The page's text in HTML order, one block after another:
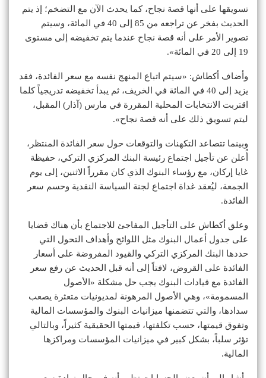
تسويقها على أنها قصة نجاح، كما يحدث الآن مع التضخم؛ إذ يتم
الحديث بفخر عن تراجعه من 85 إلى 40 في المائة، وسيتم
تصوير الأمر على أنه قصة نجاح عندما يتم تخفيضه إلى مستوى
19 إلى 20 في المائة».
وأضاف أكطاش: «سيتم اتباع المنهج نفسه مع سعر الفائدة، فقد
يزيد إلى 40 في المائة في الخريف، ثم يبدأ تخفيضه تدريجياً كلما
اقتربت الانتخابات المحلية المقررة في مارس (آذار) المقبل،
ليتم تسويق ذلك على أنه قصة نجاح».
وبينما تتصاعد التكهنات والتوقعات حول سعر الفائدة المنتظر،
أُعلن عن تأجيل اجتماع رئيسة البنك المركزي التركي، حفيظة
غايا إركان، مع رؤساء البنوك الذي كان مقرراً الاثنين، إلى يوم
الجمعة، ليُعقد غداة اجتماع لجنة السياسة النقدية وحسم سعر
الفائدة.
وعلق أكطاش على التأجيل المفاجئ للاجتماع بأن هناك قضايا
على جدول أعمال البنوك مثل اللوائح وأهداف التحول التي
حددها البنك المركزي التركي والقيود المفروضة على أسعار
الفائدة على القروض، لافتاً إلى أنه قبل الحديث عن رفع سعر
الفائدة مع قيادات البنوك يجب حل مشكلة «الأصول
المسمومة»، وهي الأصول المرهونة لمديونيات متعثرة يصعب
سدادها، والتي تتضمنها ميزانيات البنوك والمؤسسات المالية
وتفوق قيمتها، حسب تكلفتها، قيمتها الحقيقية كثيراً، وبالتالي
تؤثر سلباً، بشكل كبير في ميزانيات المؤسسات ومراكزها
المالية.